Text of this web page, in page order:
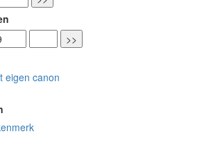
eigen canon